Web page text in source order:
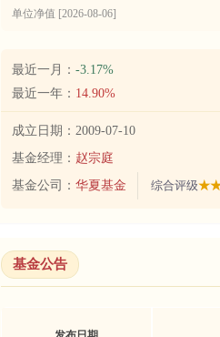
单位净值 [2026-08-06]
最近一月： -3.17%
最近一年： 14.90%
成立日期： 2009-07-10
基金经理： 赵宗庭
基金公司： 华夏基金 综合评级
基金公告